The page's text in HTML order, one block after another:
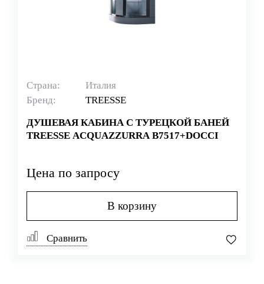
Страна:
Италия
Бренд:
TREESSE
ДУШЕВАЯ КАБИНА С ТУРЕЦКОЙ БАНЕЙ
TREESSE ACQUAZZURRA B7517+DOCCI
Цена по запросу
В корзину
Сравнить